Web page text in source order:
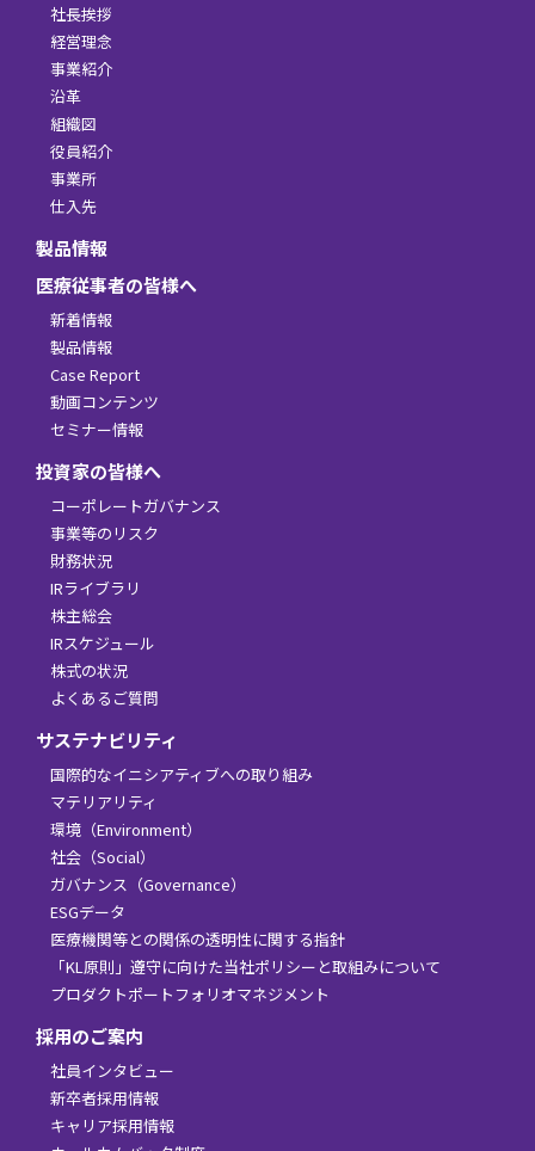
社長挨拶
経営理念
事業紹介
沿革
組織図
役員紹介
事業所
仕入先
製品情報
医療従事者の皆様へ
新着情報
製品情報
Case Report
動画コンテンツ
セミナー情報
投資家の皆様へ
コーポレートガバナンス
事業等のリスク
財務状況
IRライブラリ
株主総会
IRスケジュール
株式の状況
よくあるご質問
サステナビリティ
国際的なイニシアティブへの取り組み
マテリアリティ
環境（Environment）
社会（Social）
ガバナンス（Governance）
ESGデータ
医療機関等との関係の透明性に関する指針
「KL原則」遵守に向けた当社ポリシーと取組みについて
プロダクトポートフォリオマネジメント
採用のご案内
社員インタビュー
新卒者採用情報
キャリア採用情報